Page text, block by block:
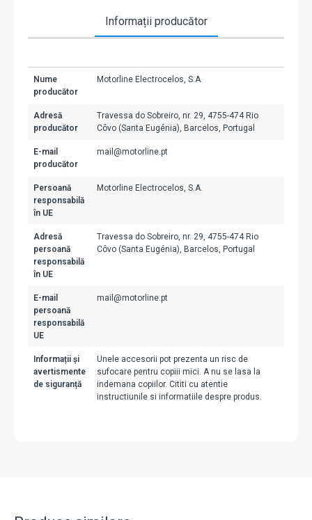
Informații producător
Nume
producător
Motorline Electrocelos, S.A.
Adresă
producător
Travessa do Sobreiro, nr. 29, 4755-474 Rio
Côvo (Santa Eugénia), Barcelos, Portugal
E-mail
producător
mail@motorline.pt
Persoană
responsabilă
în UE
Motorline Electrocelos, S.A.
Adresă
persoană
responsabilă
în UE
Travessa do Sobreiro, nr. 29, 4755-474 Rio
Côvo (Santa Eugénia), Barcelos, Portugal
E-mail
persoană
responsabilă
UE
mail@motorline.pt
Informații și
avertismente
de siguranță
Unele accesorii pot prezenta un risc de
sufocare pentru copiii mici. A nu se lasa la
indemana copiilor. Cititi cu atentie
instructiunile si informatiile despre produs.